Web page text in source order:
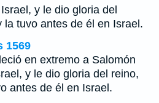
y le dio gloria del
la tuvo antes de él en Israel.
1569
en extremo a Salomón
y le dio gloria del reino,
antes de él en Israel.